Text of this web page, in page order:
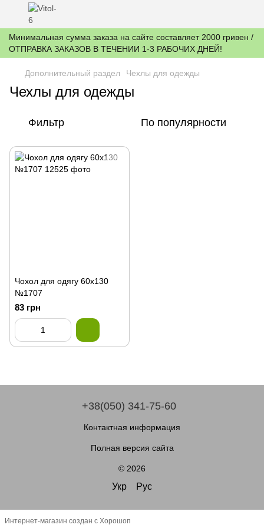
Минимальная сумма заказа на сайте составляет 2000 гривен /
ОТПРАВКА ЗАКАЗОВ В ТЕЧЕНИИ 1-3 РАБОЧИХ ДНЕЙ!
Дополнительный раздел Чехлы для одежды
Чехлы для одежды
Фильтр По популярности
Чохол для одягу 60х130
№1707
83 грн
+38(050) 341-75-60
Контактная информация
Полная версия сайта
© 2026
Укр Рус
Интернет-магазин создан с Хорошоп